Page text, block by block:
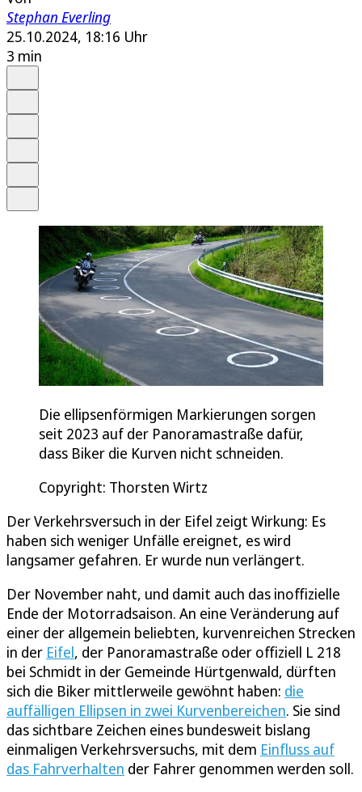
Stephan Everling
25.10.2024, 18:16 Uhr
3 min
Die ellipsenförmigen Markierungen sorgen
seit 2023 auf der Panoramastraße dafür,
dass Biker die Kurven nicht schneiden.
Copyright: Thorsten Wirtz
Der Verkehrsversuch in der Eifel zeigt Wirkung: Es
haben sich weniger Unfälle ereignet, es wird
langsamer gefahren. Er wurde nun verlängert.
Der November naht, und damit auch das inoffizielle
Ende der Motorradsaison. An eine Veränderung auf
einer der allgemein beliebten, kurvenreichen Strecken
in der Eifel, der Panoramastraße oder offiziell L 218
bei Schmidt in der Gemeinde Hürtgenwald, dürften
sich die Biker mittlerweile gewöhnt haben: die
auffälligen Ellipsen in zwei Kurvenbereichen. Sie sind
das sichtbare Zeichen eines bundesweit bislang
einmaligen Verkehrsversuchs, mit dem Einfluss auf
das Fahrverhalten der Fahrer genommen werden soll.